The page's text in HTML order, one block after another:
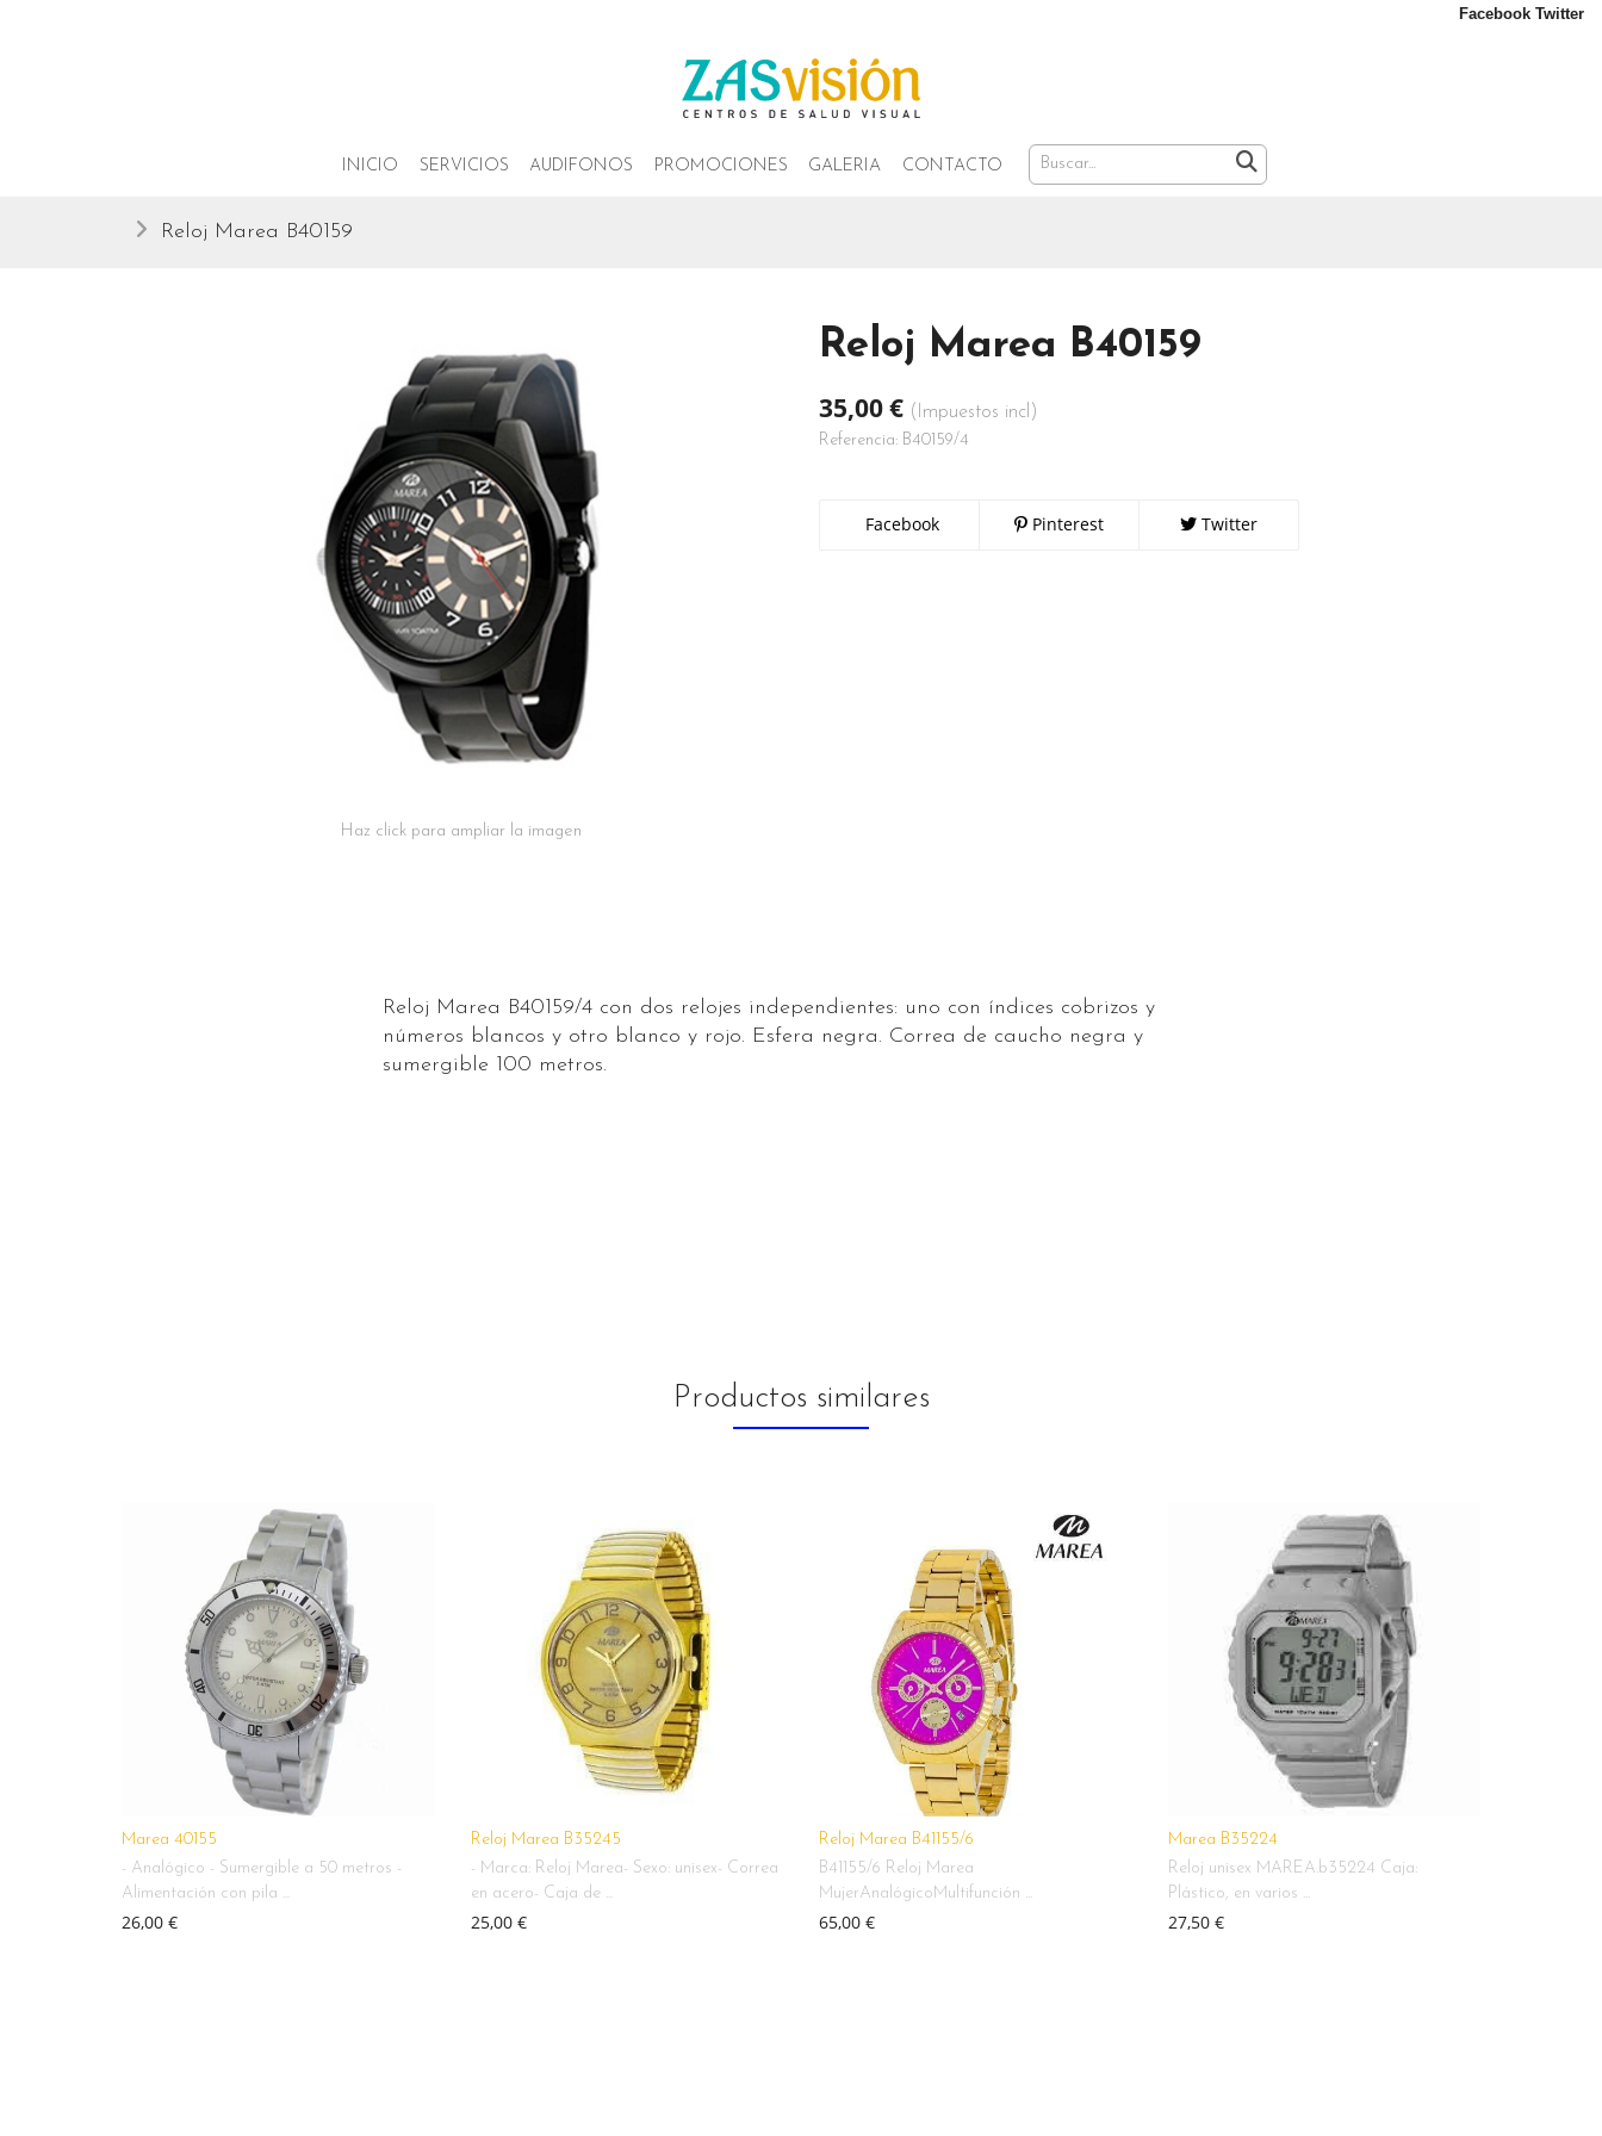
Facebook Twitter
INICIO SERVICIOS AUDIFONOS PROMOCIONES GALERIA CONTACTO
Reloj Marea B40159
Haz click para ampliar la imagen
Reloj Marea B40159
35,00 € (Impuestos incl)
Referencia: B40159/4
Facebook Pinterest Twitter
Reloj Marea B40159/4 con dos relojes independientes: uno con índices cobrizos y
números blancos y otro blanco y rojo. Esfera negra. Correa de caucho negra y
sumergible 100 metros.
Productos similares
Marea 40155
- Analógico - Sumergible a 50 metros -
Alimentación con pila ...
26,00 €
Reloj Marea B35245
- Marca: Reloj Marea- Sexo: unisex- Correa
en acero- Caja de ...
25,00 €
Reloj Marea B41155/6
B41155/6 Reloj Marea
MujerAnalógicoMultifunción ...
65,00 €
Marea B35224
Reloj unisex MAREA.b35224 Caja:
Plástico, en varios ...
27,50 €